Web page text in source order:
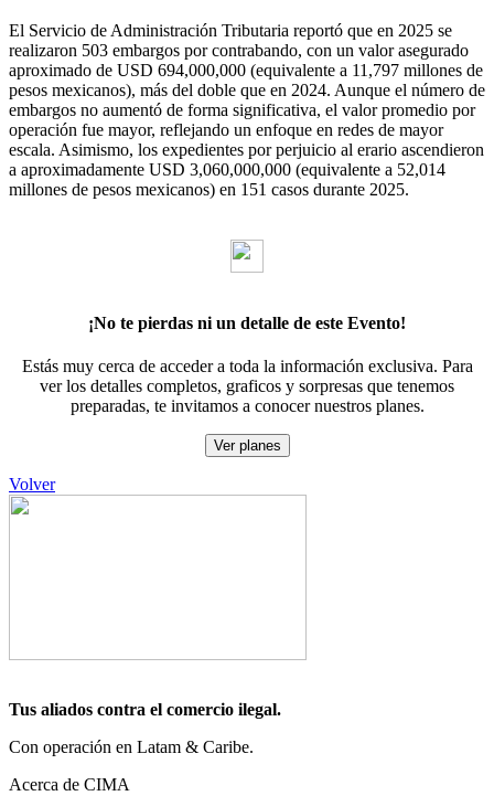
El Servicio de Administración Tributaria reportó que en 2025 se
realizaron 503 embargos por contrabando, con un valor asegurado
aproximado de USD 694,000,000 (equivalente a 11,797 millones de
pesos mexicanos), más del doble que en 2024. Aunque el número de
embargos no aumentó de forma significativa, el valor promedio por
operación fue mayor, reflejando un enfoque en redes de mayor
escala. Asimismo, los expedientes por perjuicio al erario ascendieron
a aproximadamente USD 3,060,000,000 (equivalente a 52,014
millones de pesos mexicanos) en 151 casos durante 2025.
¡No te pierdas ni un detalle de este Evento!
Estás muy cerca de acceder a toda la información exclusiva. Para
ver los detalles completos, graficos y sorpresas que tenemos
preparadas, te invitamos a conocer nuestros planes.
Ver planes
Volver
Tus aliados contra el comercio ilegal.
Con operación en Latam & Caribe.
Acerca de CIMA